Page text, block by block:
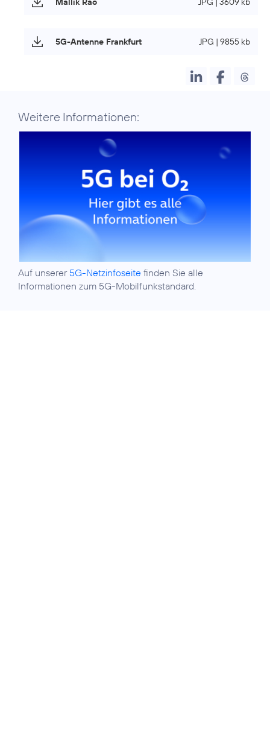
5G-Antenne Frankfurt JPG | 9855 kb
Weitere Informationen:
Auf unserer 5G-Netzinfoseite finden Sie alle
Informationen zum 5G-Mobilfunkstandard.